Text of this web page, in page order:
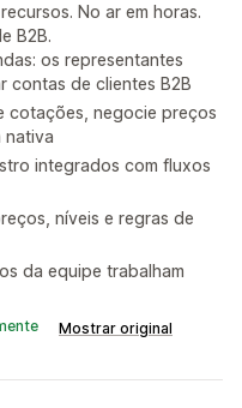
No ar em horas.
B2B.
os representantes
contas de clientes B2B
cotações, negocie preços
nativa
integrados com fluxos
níveis e regras de
da equipe trabalham
Mostrar original